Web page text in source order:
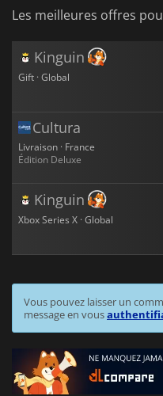
Les meilleures offres
Kinguin
Gift · Global
Cultura
Livraison · France
Édition Deluxe
Kinguin
Xbox Series X · Global
Vous pouvez laisser un
message en vous